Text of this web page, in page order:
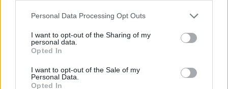
Please note that this website/app uses one or more Google
not limited to your visit or usage behaviour. You may click to
grant or deny consent to Google and its third-party tags to
use your data for below specified purposes in below Google
consent section.
Personal Data Processing Opt Outs
I want to opt-out of the Sharing of my
personal data.
Opted In
I want to opt-out of the Sale of my
Personal Data.
Opted In